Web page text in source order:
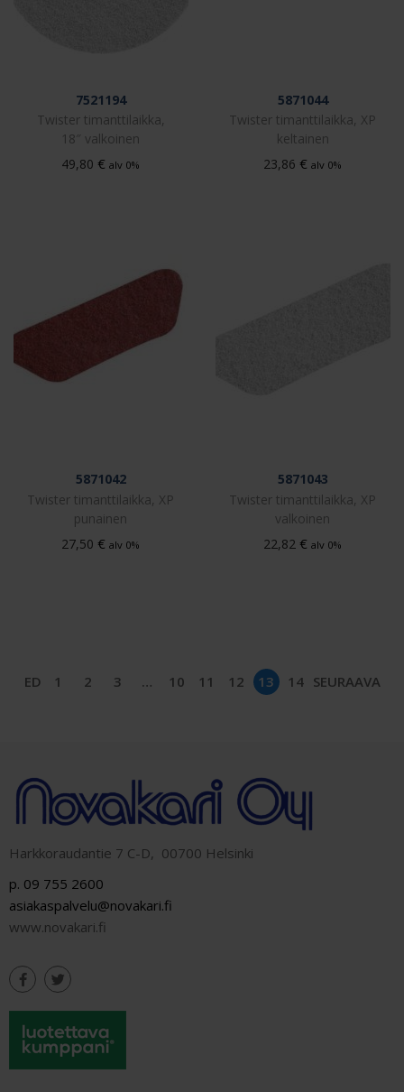
7521194
Twister timanttilaikka,
18″ valkoinen
49,80 € alv 0%
5871044
Twister timanttilaikka, XP
keltainen
23,86 € alv 0%
5871042
Twister timanttilaikka, XP
punainen
27,50 € alv 0%
5871043
Twister timanttilaikka, XP
valkoinen
22,82 € alv 0%
ED 1 2 3 … 10 11 12 13 14 SEURAAVA
Harkkoraudantie 7 C-D, 00700 Helsinki
p. 09 755 2600
asiakaspalvelu@novakari.fi
www.novakari.fi